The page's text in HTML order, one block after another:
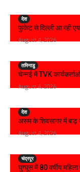
देश
फुकेट से दिल्ली आ रही
August 4, 2026
तमिनाडु
चेन्नई में TVK
August 4, 2026
देश
असम के शिवसागर में बाढ़
August 4, 2026
चंद्रपूर
घुग्घूस में 80 वर्षीय